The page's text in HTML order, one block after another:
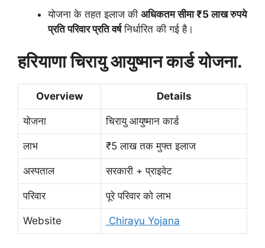
योजना के तहत इलाज की अधिकतम सीमा ₹5 लाख रुपये
प्रति परिवार प्रति वर्षनिर्धारित की गई है।
हरियाणा चिरायु आयुष्मान कार्ड योजना.
Overview Details
योजना चिरायु आयुष्मान कार्ड
लाभ ₹5 लाख तक मुफ्त इलाज
अस्पताल सरकारी + प्राइवेट
परिवार पूरे परिवार को लाभ
Website Chirayu Yojana